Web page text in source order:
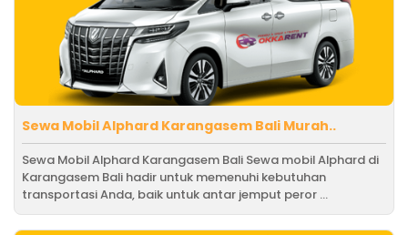
Sewa Mobil Alphard Karangasem Bali Murah..
Sewa Mobil Alphard Karangasem Bali Sewa mobil Alphard di
Karangasem Bali hadir untuk memenuhi kebutuhan
transportasi Anda, baik untuk antar jemput peror ...